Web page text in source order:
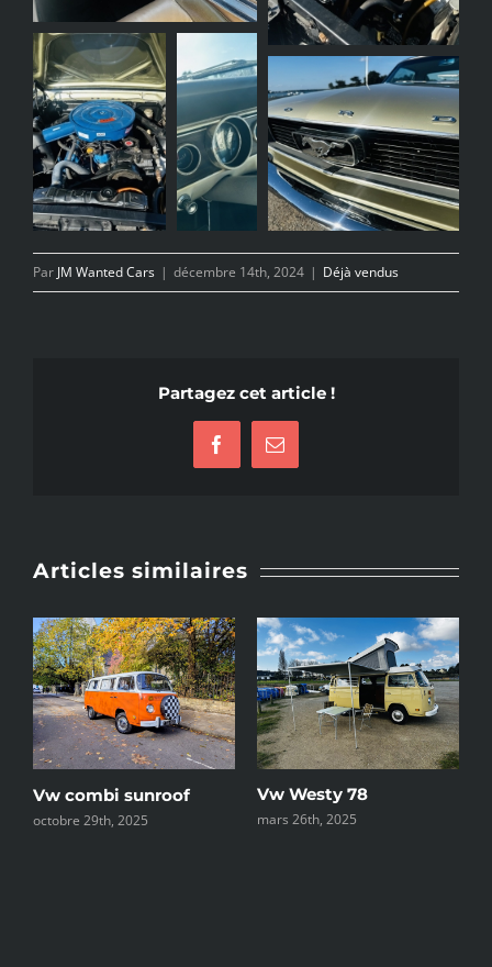
Par JM Wanted Cars | décembre 14th, 2024 | Déjà vendus
Partagez cet article !
FacebookEmail
Articles similaires
Vw combi sunroof
octobre 29th, 2025
Vw Westy 78
mars 26th, 2025